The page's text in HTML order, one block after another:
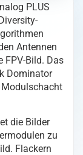
PLUS
Antennen
FPV-Bild. Das
Dominator
Modulschacht
die Bilder
zu
Flackern